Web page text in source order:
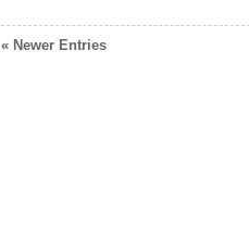
« Newer Entries